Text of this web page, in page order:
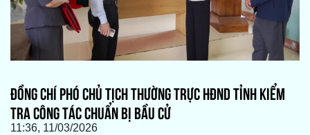
ĐỒNG CHÍ PHÓ CHỦ TỊCH THƯỜNG TRỰC HĐND TỈNH KIỂM
TRA CÔNG TÁC CHUẨN BỊ BẦU CỬ
11:36, 11/03/2026